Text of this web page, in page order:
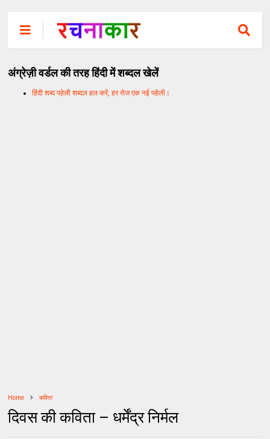
अंग्रेज़ी वर्डल की तरह हिंदी में शब्दल खेलें
हिंदी शब्द पहेली शब्दल हल करें, हर रोज एक नई पहेली।
Home कविता
दिवस की कविता – धर्मेंद्र निर्मल